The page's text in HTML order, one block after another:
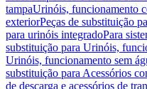
tampaUrinóis, funcionamento
exteriorPeças de substituição
para urinóis integradoPara
substituição para Urinóis,
Urinóis, funcionamento sem
substituição para Acessórios
de descarga e acessórios de